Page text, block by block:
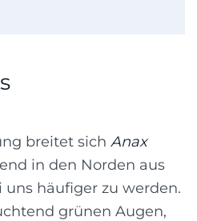
breitet sich Anax
in den Norden aus
häufiger zu werden.
grünen Augen,